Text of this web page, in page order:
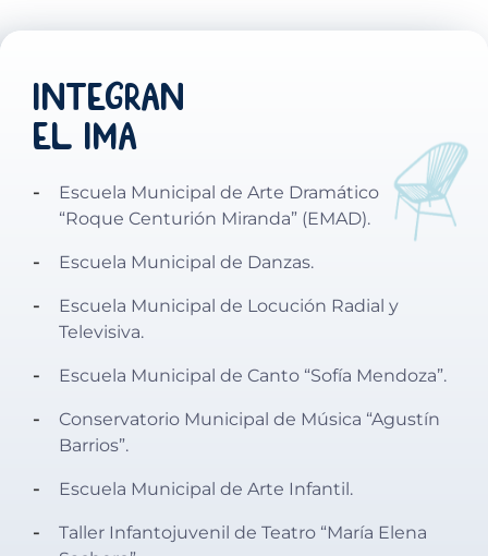
Integran
el IMA
Escuela Municipal de Arte Dramático
“Roque Centurión Miranda” (EMAD).
Escuela Municipal de Danzas.
Escuela Municipal de Locución Radial y
Televisiva.
Escuela Municipal de Canto “Sofía Mendoza”.
Conservatorio Municipal de Música “Agustín
Barrios”.
Escuela Municipal de Arte Infantil.
Taller Infantojuvenil de Teatro “María Elena